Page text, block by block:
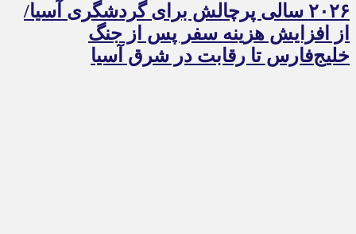
۲۰۲۶ سالی پرچالش برای گردشگری آسیا/
از افزایش هزینه سفر پس از جنگ
خلیج‌فارس تا رقابت در شرق آسیا